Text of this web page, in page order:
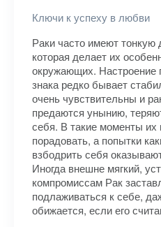
Ключи к успеху в любви
Раки часто имеют
которая делает их
окружающих. Настроение
знака редко бывает
очень чувствительны и
предаются унынию,
себя. В такие моменты их
порадовать, а попытки
взбодрить себя
Иногда внешне мягкий,
компромиссам Рак
подлаживаться к себе,
обижается, если его